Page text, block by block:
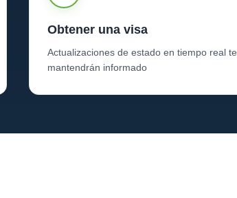
Obtener una visa
Actualizaciones de estado en tiempo real te
mantendrán informado